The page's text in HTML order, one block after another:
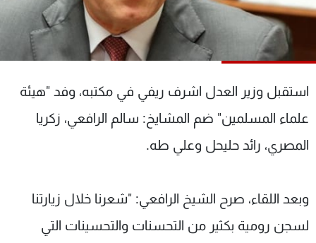
استقبل وزير العدل اشرف ريفي في مكتبه، وفد "هيئة
علماء المسلمين" ضم المشايخ: سالم الرافعي، زكريا
المصري، رائد حليحل وعلي طه.
وبعد اللقاء، صرح الشيخ الرافعي: "شعرنا خلال زيارتنا
لسجن رومية بكثير من التحسنات والتحسينات التي
جدول البرامج
شاهد البرامج
الترددات
عن MTV
لاعلاناتكم
وظائف
شروط الإسـتخدام